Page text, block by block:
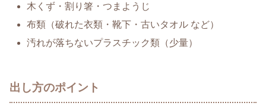
木くず・割り箸・つまようじ
布類（破れた衣類・靴下・古いタオル など）
汚れが落ちないプラスチック類（少量）
出し方のポイント